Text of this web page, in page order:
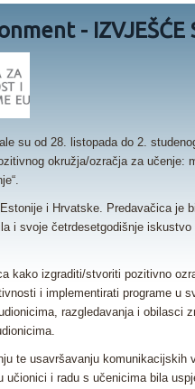
- IZVJEŠĆE
su od 28. listopada do 2.
okružja/ozračja za učenje:
i Hrvatske. Predavačica je
i svoje četrdesetgodišnje
kako izgraditi/stvoriti pozitivno
i implementirati programe u
razgledavanja i obilasci
te usavršavanju komunikacijskih
i radu s učenicima bila